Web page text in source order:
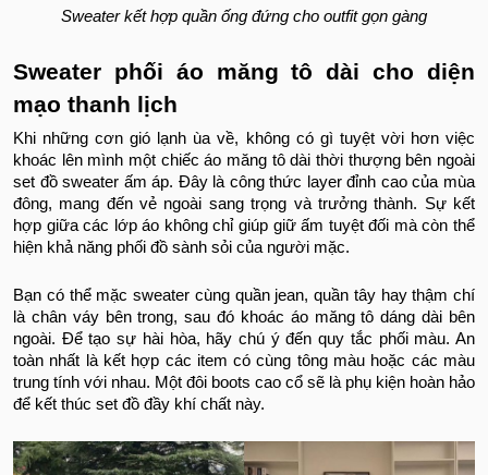
Sweater kết hợp quần ống đứng cho outfit gọn gàng
Sweater phối áo măng tô dài cho diện
mạo thanh lịch
Khi những cơn gió lạnh ùa về, không có gì tuyệt vời hơn việc
khoác lên mình một chiếc áo măng tô dài thời thượng bên ngoài
set đồ sweater ấm áp. Đây là công thức layer đỉnh cao của mùa
đông, mang đến vẻ ngoài sang trọng và trưởng thành. Sự kết
hợp giữa các lớp áo không chỉ giúp giữ ấm tuyệt đối mà còn thể
hiện khả năng phối đồ sành sỏi của người mặc.
Bạn có thể mặc sweater cùng quần jean, quần tây hay thậm chí
là chân váy bên trong, sau đó khoác áo măng tô dáng dài bên
ngoài. Để tạo sự hài hòa, hãy chú ý đến quy tắc phối màu. An
toàn nhất là kết hợp các item có cùng tông màu hoặc các màu
trung tính với nhau. Một đôi boots cao cổ sẽ là phụ kiện hoàn hảo
để kết thúc set đồ đầy khí chất này.